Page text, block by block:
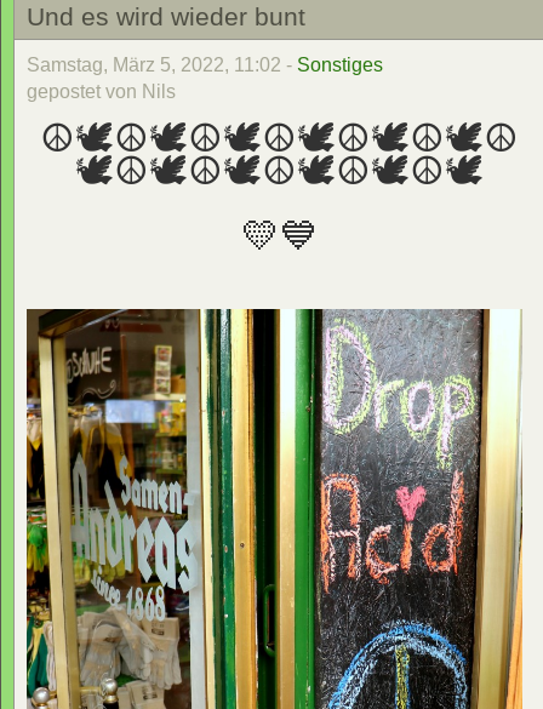
Und es wird wieder bunt
Samstag, März 5, 2022, 11:02 - Sonstiges
gepostet von Nils
☮🕊☮🕊☮🕊☮🕊☮🕊☮🕊☮
🕊☮🕊☮🕊☮🕊☮🕊☮🕊
💛💙